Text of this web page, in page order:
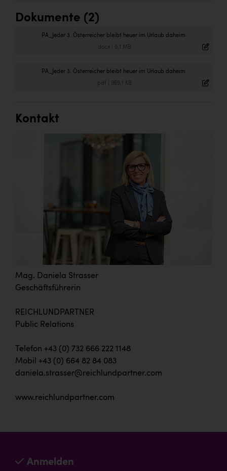
Dokumente (2)
PA_Jeder 3. Österreicher bleibt heuer im Urlaub daheim
.docx| 9,1 MB
PA_Jeder 3. Österreicher bleibt heuer im Urlaub daheim
.pdf 969,1 KB
Kontakt
Mag. Daniela Strasser
Geschäftsführerin
REICHLUNDPARTNER
Public Relations
Telefon +43 (0) 732 666 222 1148
Mobil +43 (0) 664 82 84 083
daniela.strasser@reichlundpartner.com
www.reichlundpartner.com
Anmelden